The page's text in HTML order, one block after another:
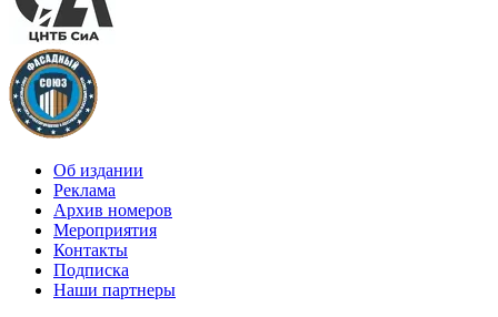
Об издании
Реклама
Архив номеров
Мероприятия
Контакты
Подписка
Наши партнеры